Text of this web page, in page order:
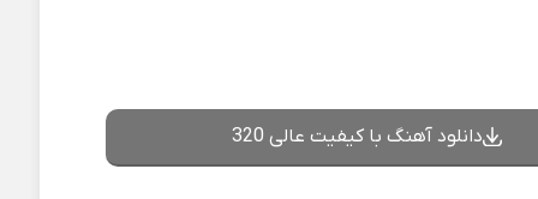
دانلود آهنگ با کیفیت عالی 320